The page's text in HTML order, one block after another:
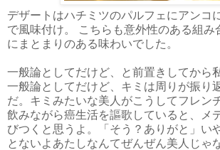
デザートはハチミツのパルフェにアンコ
で風味付け。 こちらも意外性のある組み
にまとまりのある味わいでした。
一般論としてだけど、と前置きしてから
一般論としてだけど、キミは周りが振り
だ。キミみたいな美人がこうしてフレン
飲みながら癌生活を謳歌していると、メ
びつくと思うよ。「そう？ありがと」い
とないよあたしなんてぜんぜん美人じゃ